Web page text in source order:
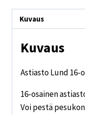
Kuvaus
Kuvaus
Astiasto Lund 16-
16-osainen
Voi pestä